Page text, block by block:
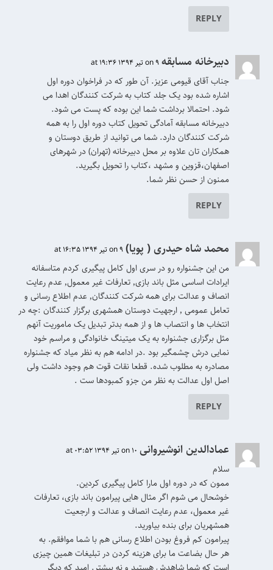
REPLY
دبیرخانه مسابقه on 9 تیر 1394 at 19:36
جناب آقای قیومی عزیز. آن طور که در فراخوان دوره اول
اشاره شده بود یک جلد کتاب به شرکت کنندگان اهدا می
شود. احتمالا برداشت شما این بوده که پست می شود.
دبیرخانه مسابقه آمادگی تحویل کتاب دوره اول را به همه
شرکت کنندگان دارد. شما می توانید از طریق دوستان و
همکاران تان علاوه بر محل دبیرخانه (تهران) در شهرهای
اصفهان،قزوین و مشهد ،کتاب را تحویل بگیرید.
ممنون از حسن نظر شما.
REPLY
محمد شاه حیدری ( پویا) on 9 تیر 1394 at 16:35
من این جشنواره رو در سری اول کامل پیگیری کردم متاسفانه
ایرادات اساسی مثل باند بازی٬ تعارفات غیر معمول٬ عدم رعایت
انصاف و عدالت برای همه شرکت کنندگان٬ عدم اطلاع رسانی و
تعامل عمومی ٬ ارجهیت دوستان همشهری برگزار کنندگان :چه در
انتخاب ها و انتصاب ها و از همه بدتر تبدیل یک ماموریت آنهم
مثل برگزاری جشنواره به یک میتینگ خانوادگی و مراسم خود
نمایی درش چشمگیر بود .در ادامه هم به نظر میاد که جشنواره
مصادره به مطلوب شده. قطعا نقات قوت هم وجود داشت ولی
اصل اول عدالت به نظر من جزو کمبودها ست .
REPLY
عمادالدین انوشیروانی on 10 تیر 1394 at 03:52
سلام
ممون که در دوره اول مارا کامل پیگیری کردین.
خوشحال می شوم اگر مثال هایی پیرامون باند بازی، تعارفات
غیر معمول، عدم رعایت انصاف و عدالت و ارجعیت
همشهریان برای بنده بیاورید.
پیرامون کم فروغ بودن اطلاع رسانی هم با شما موافقم. به
هر حال بضاعت ما برای هزینه کردن در تبلیغات همین چیزی